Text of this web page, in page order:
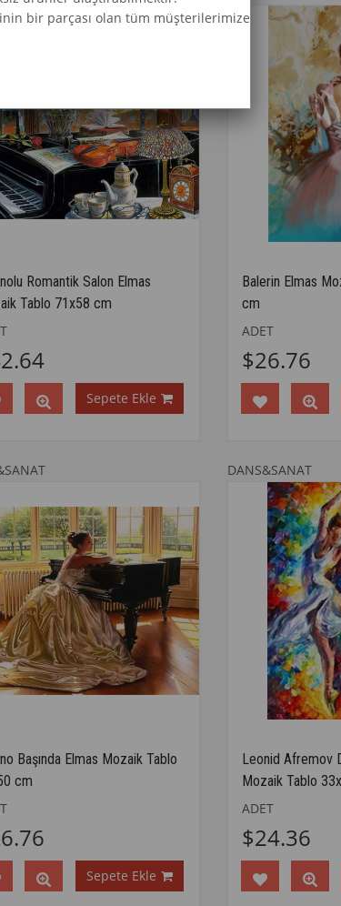
Romantik Salon Elmas
Tablo 71x58 cm
Sepete Ekle
Balerin Elmas
cm
ADET
$26.76
Başında Elmas Mozaik Tablo
cm
Sepete Ekle
DANS&SANAT
Leonid Afremov
Mozaik Tablo
ADET
$24.36
bir parçası olan tüm müşterilerimize